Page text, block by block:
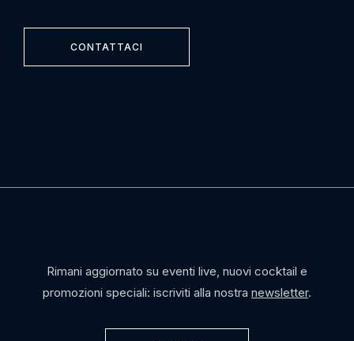
CONTATTACI
Rimani aggiornato su eventi live, nuovi cocktail e
promozioni speciali: iscriviti alla nostra newsletter.